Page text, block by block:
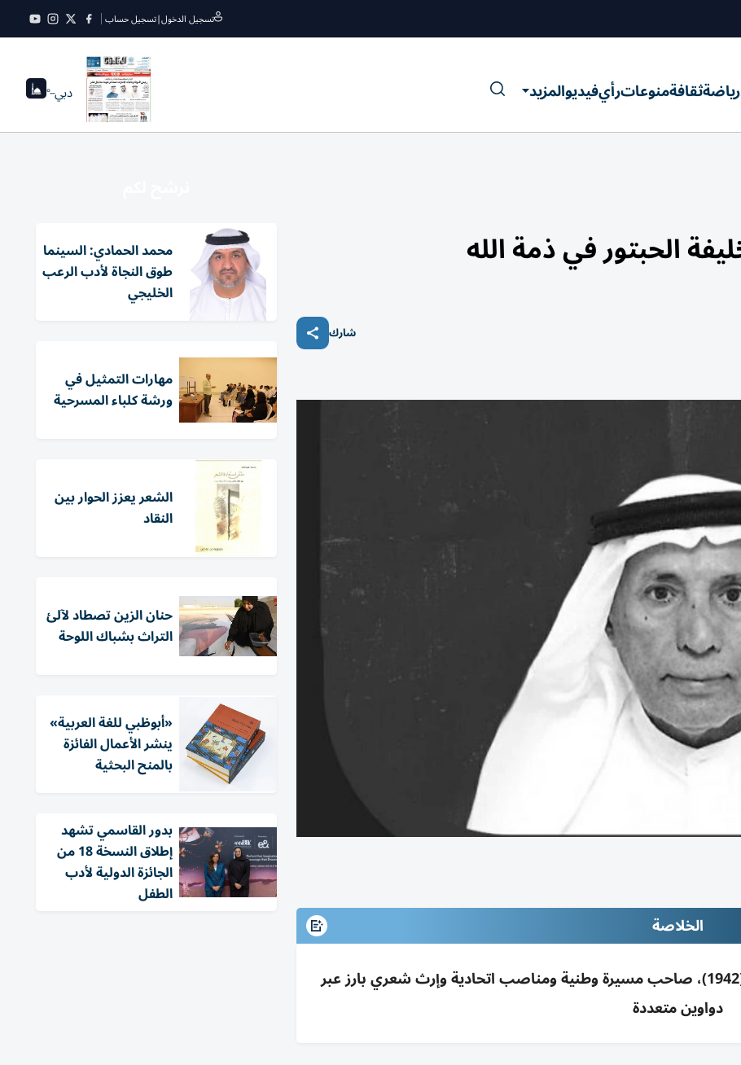
تسجيل الدخول|تسجيل حساب
رياضةثقافةمنوعاترأيفيديوالمزيد دبي--°
الحبتور في ذمة الله
شارك
الخلاصة
وفاة الشاعر الإماراتي سلطان بن خليفة الحبتور (1942)، صاحب مسيرة وطنية ومناصب اتحادية وإرث شعري بارز عبر
دواوين متعددة
محمد الحمادي: السينما
طوق النجاة لأدب الرعب
الخليجي
مهارات التمثيل في
ورشة كلباء المسرحية
الشعر يعزز الحوار بين
النقاد
حنان الزين تصطاد لآلئ
التراث بشباك اللوحة
«أبوظبي للغة العربية»
ينشر الأعمال الفائزة
بالمنح البحثية
بدور القاسمي تشهد
إطلاق النسخة 18 من
الجائزة الدولية لأدب
الطفل